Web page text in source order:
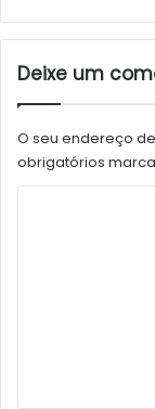
Deixe um
O seu endereço
obrigatórios